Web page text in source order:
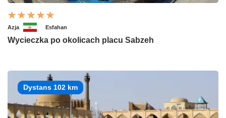
Azja Esfahan
Wycieczka po okolicach placu Sabzeh
Dystans 102 km